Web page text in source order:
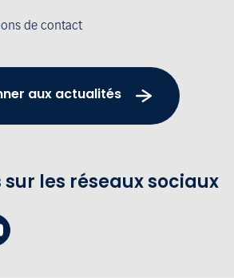
de contact
aux actualités
les réseaux sociaux